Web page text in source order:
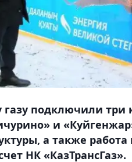
газу подключили
и
а также
НК «КазТрансГаз».